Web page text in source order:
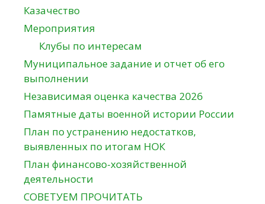
Казачество
Мероприятия
Клубы по интересам
Муниципальное задание и отчет об его
выполнении
Независимая оценка качества 2026
Памятные даты военной истории России
План по устранению недостатков,
выявленных по итогам НОК
План финансово-хозяйственной
деятельности
СОВЕТУЕМ ПРОЧИТАТЬ